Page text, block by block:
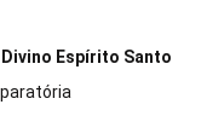
Espírito Santo